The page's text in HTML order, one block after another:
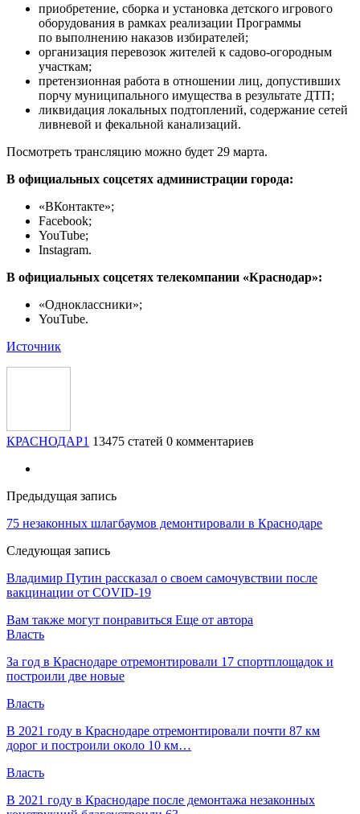
приобретение, сборка и установка детского игрового
оборудования в рамках реализации Программы
по выполнению наказов избирателей;
организация перевозок жителей к садово-огородным
участкам;
претензионная работа в отношении лиц, допустивших
порчу муниципального имущества в результате ДТП;
ликвидация локальных подтоплений, содержание сетей
ливневой и фекальной канализаций.
Посмотреть трансляцию можно будет 29 марта.
В официальных соцсетях администрации города:
«ВКонтакте»;
Facebook;
YouTube;
Instagram.
В официальных соцсетях телекомпании «Краснодар»:
«Одноклассники»;
YouTube.
Источник
КРАСНОДАР1 13475 статей 0 комментариев
Предыдущая запись
75 незаконных шлагбаумов демонтировали в Краснодаре
Следующая запись
Владимир Путин рассказал о своем самочувствии после
вакцинации от COVID-19
Вам также могут понравиться Еще от автора
Власть
За год в Краснодаре отремонтировали 17 спортплощадок и
построили две новые
Власть
В 2021 году в Краснодаре отремонтировали почти 87 км
дорог и построили около 10 км…
Власть
В 2021 году в Краснодаре после демонтажа незаконных